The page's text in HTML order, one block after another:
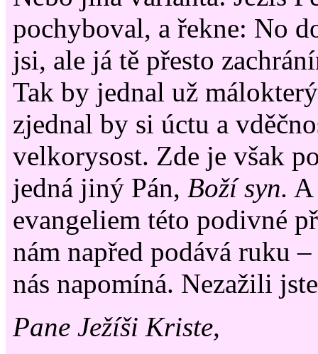
pochyboval, a řekne: No
jsi, ale já tě přesto
Tak by jednal už
zjednal by si úctu a
velkorysost. Zde je však
jedná jiný Pán, Boží syn. A
evangeliem této podivné
nám napřed podává ruku
nás napomíná. Nezažili
Pane Ježíši Kriste,